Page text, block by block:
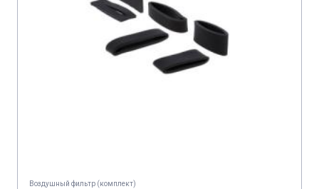
Воздушный фильтр (комплект)